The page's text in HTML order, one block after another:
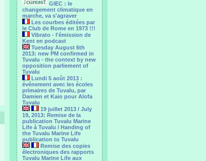
GIEC : le
changement climatique en
marche, va s'agraver
Les courbes éditées par
le Club de Rome en 1973 !!!
Vibrato - l'émission de
Kent en podcast
Tuesday August 6th
2013: new PM confirmed in
Tuvalu - the context by new
opposition parliement of
Tuvalu
Lundi 5 août 2013 :
événement avec les écoles
primaires de Tuvalu, par
Damien et Kaio pour Alofa
Tuvalu
19 juillet 2013 / July
19, 2013: Remise de la
publication Tuvalu Marine
Life à Tuvalu / Handing of
the Tuvalu Marine Life
publication to Tuvalu
Remise des copies
électroniques des rapports
Tuvalu Marine Life aux